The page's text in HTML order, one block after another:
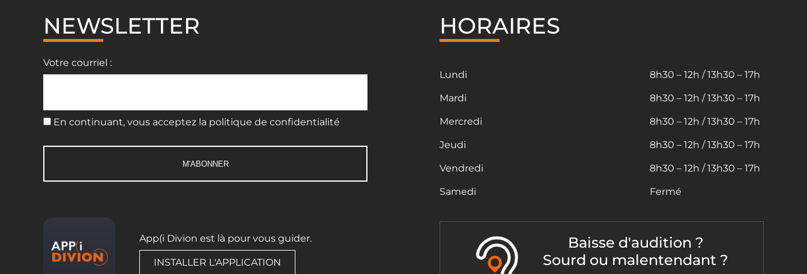
NEWSLETTER
Votre courriel :
En continuant, vous acceptez la politique de confidentialité
App(i Divion est là pour vous guider.
INSTALLER L'APPLICATION
HORAIRES
Lundi
Mardi
Mercredi
Jeudi
Vendredi
Samedi
8h30 – 12h / 13h30 – 17h
8h30 – 12h / 13h30 – 17h
8h30 – 12h / 13h30 – 17h
8h30 – 12h / 13h30 – 17h
8h30 – 12h / 13h30 – 17h
Fermé
Baisse d'audition ?
Sourd ou malentendant ?